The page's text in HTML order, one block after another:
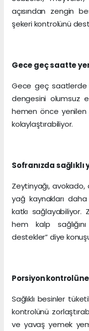
açısından zengin
şekeri kontrolünü
Gece geç saatte
Gece geç saatlerde
dengesini olumsuz
hemen önce yenilen
kolaylaştırabiliyor.
Sofranızda
Zeytinyağı, avokado,
yağ kaynakları
katkı
hem kalp
destekler” diye
Porsiyon
Sağlıklı besinler
kontrolünü
ve yavaş yemek